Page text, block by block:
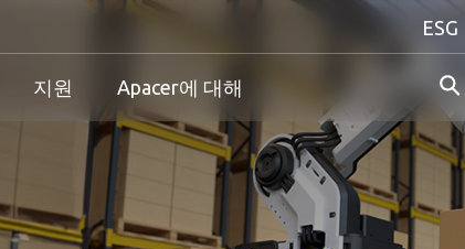
ESG
산업 솔루션
Apacer은 수년간의 R&D 경험
개인 및 비즈니스
Apacer는 신뢰할 수 있는 혁신
Gaming 개요
성능을 극대화하든, 개성을 중
지원
보증
Apacer에 대해